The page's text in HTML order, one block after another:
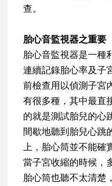
查。
胎心音監視器之重要
胎心音監視器是一種
連續記錄胎心率及子
前檢查用以偵測子宮
有很多種，其中最直
的就是測試胎兒的心
間歇地聽到胎兒心跳
上，胎心筒並不能確
當子宮收縮的時候，
胎心筒也聽不太清楚